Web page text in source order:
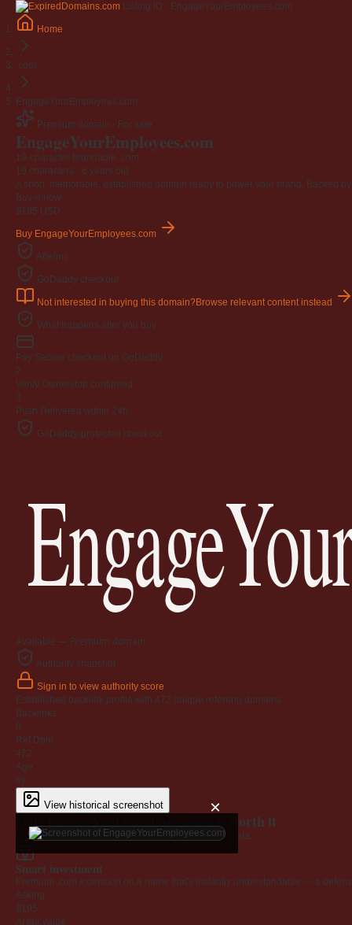
Listing ID · EngageYourEmployees.com
Home
.com
EngageYourEmployees.com
Premium domain · For sale
EngageYourEmployees.com
19-character brandable .com
19 characters · 6 years old
A short, memorable, established domain ready to power your brand. Backed
Buy-it-now
$195 USD
Buy EngageYourEmployees.com
Afternic
GoDaddy checkout
Not interested in buying this domain?Browse relevant content instead
What happens after you buy
Pay Secure checkout on GoDaddy
2
Verify Ownership confirmed
3
Push Delivered within 24h
GoDaddy-protected checkout
Available — Premium domain
Authority snapshot
Sign in to view authority score
Established backlink profile with 472 unique referring domains.
Backlinks
0
Ref Dom
472
Age
6y
View historical screenshot ×
Why EngageYourEmployees.com is worth it
Every claim below is backed by verified third-party data.
Smart investment
Premium .com extension on a name that's instantly understandable — a
Asking
$195
AI fair value